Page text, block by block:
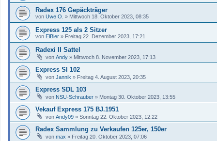
Radex 176 Gepäckträger
von Uwe O. » Mittwoch 18. Oktober 2023, 08:35
Express 125 als 2 Sitzer
von ElBier » Freitag 22. Dezember 2023, 17:21
Radexi II Sattel
von Andy » Mittwoch 8. November 2023, 17:13
Express Sl 102
von Jannik » Freitag 4. August 2023, 20:35
Express SDL 103
von NSU-Schrauber » Montag 30. Oktober 2023, 13:55
Vekauf Express 175 BJ.1951
von Andy09 » Sonntag 22. Oktober 2023, 12:22
Radex Sammlung zu Verkaufen 125er, 150er
von max » Freitag 20. Oktober 2023, 07:06